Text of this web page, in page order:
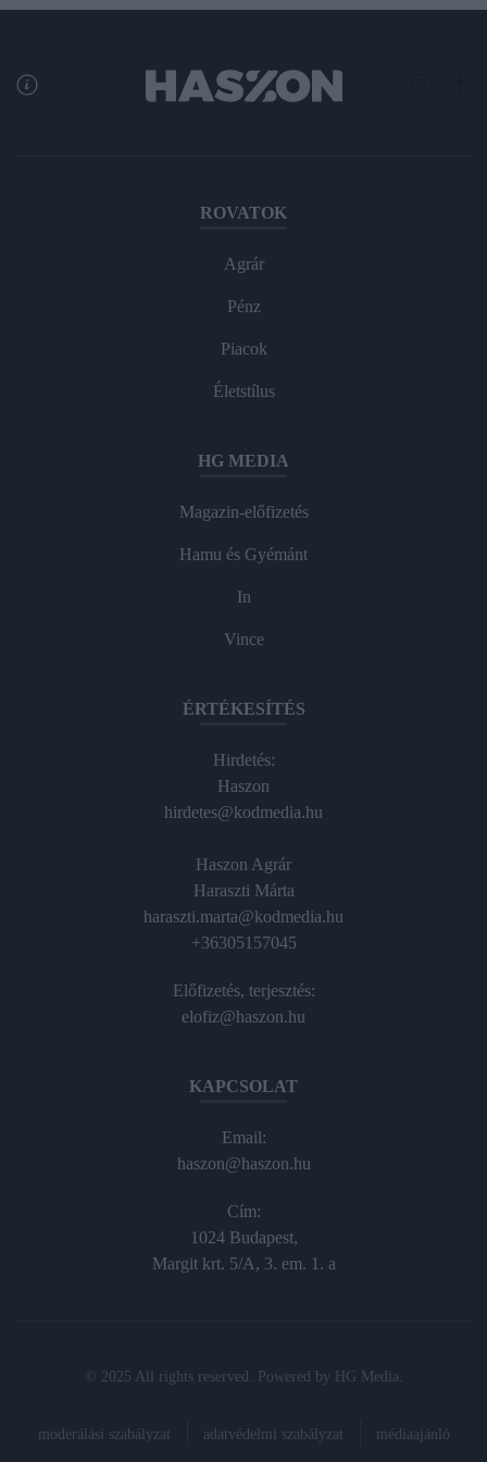
ROVATOK
Agrár
Pénz
Piacok
Életstílus
HG MEDIA
Magazin-előfizetés
Hamu és Gyémánt
In
Vince
ÉRTÉKESÍTÉS
Hirdetés:
Haszon
hirdetes@kodmedia.hu
Haszon Agrár
Haraszti Márta
haraszti.marta@kodmedia.hu
+36305157045
Előfizetés, terjesztés:
elofiz@haszon.hu
KAPCSOLAT
Email:
haszon@haszon.hu
Cím:
1024 Budapest,
Margit krt. 5/A, 3. em. 1. a
© 2025 All rights reserved. Powered by HG Media
moderálási szabályzat adatvédelmi szabályzat médiaajánló